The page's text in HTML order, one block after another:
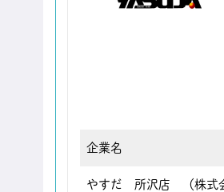
企業名
やすだ 所沢店 （株式